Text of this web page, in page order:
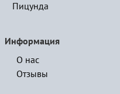
Пицунда
Информация
О нас
Отзывы